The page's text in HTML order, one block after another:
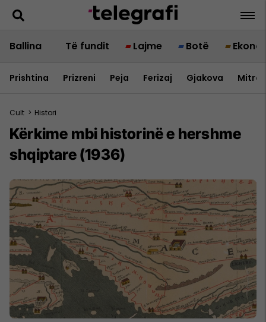
Ballina Të fundit Lajme Botë
Prishtina Prizreni Peja Ferizaj Gjakova
Cult > Histori
Kërkime mbi historinë e hershme
shqiptare (1936)